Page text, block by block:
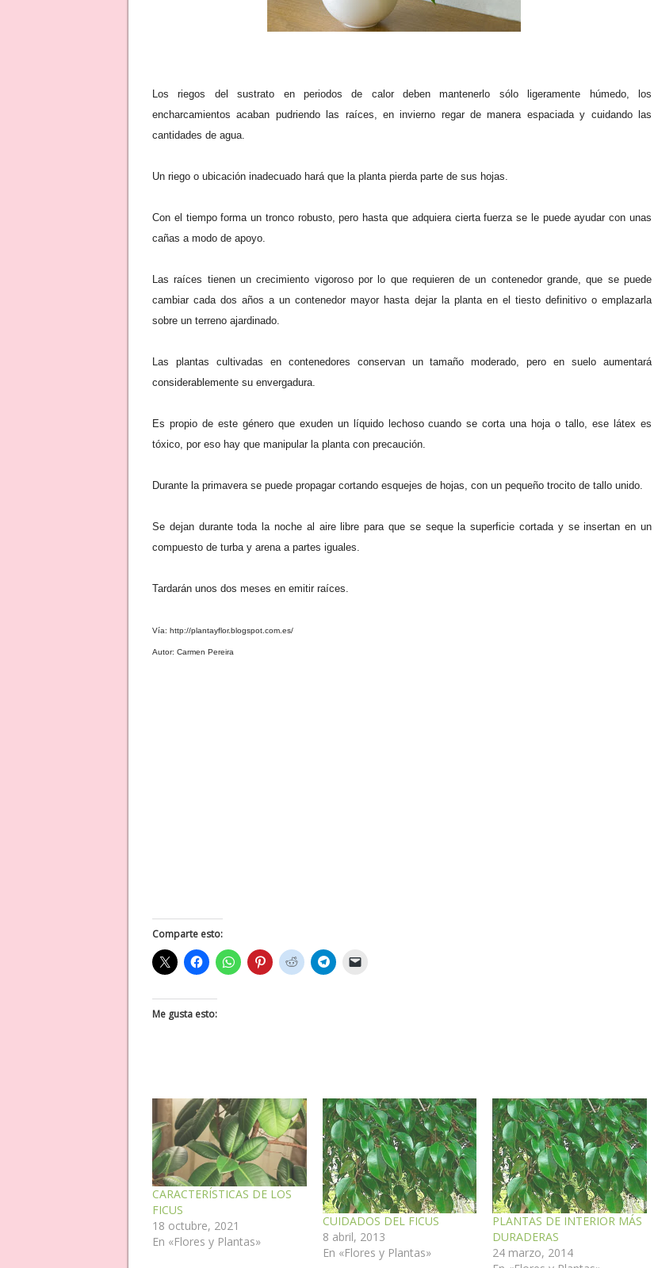
Los riegos del sustrato en periodos de calor deben mantenerlo sólo ligeramente húmedo, los
encharcamientos acaban pudriendo las raíces, en invierno regar de manera espaciada y cuidando las
cantidades de agua.
Un riego o ubicación inadecuado hará que la planta pierda parte de sus hojas.
Con el tiempo forma un tronco robusto, pero hasta que adquiera cierta fuerza se le puede ayudar con unas
cañas a modo de apoyo.
Las raíces tienen un crecimiento vigoroso por lo que requieren de un contenedor grande, que se puede
cambiar cada dos años a un contenedor mayor hasta dejar la planta en el tiesto definitivo o emplazarla
sobre un terreno ajardinado.
Las plantas cultivadas en contenedores conservan un tamaño moderado, pero en suelo aumentará
considerablemente su envergadura.
Es propio de este género que exuden un líquido lechoso cuando se corta una hoja o tallo, ese látex es
tóxico, por eso hay que manipular la planta con precaución.
Durante la primavera se puede propagar cortando esquejes de hojas, con un pequeño trocito de tallo unido.
Se dejan durante toda la noche al aire libre para que se seque la superficie cortada y se insertan en un
compuesto de turba y arena a partes iguales.
Tardarán unos dos meses en emitir raíces.
Vía: http://plantayflor.blogspot.com.es/
Autor: Carmen Pereira
Comparte esto:
Me gusta esto:
CARACTERÍSTICAS DE LOS
FICUS
18 octubre, 2021
En «Flores y Plantas»
CUIDADOS DEL FICUS
8 abril, 2013
En «Flores y Plantas»
PLANTAS DE INTERIOR MÁS
DURADERAS
24 marzo, 2014